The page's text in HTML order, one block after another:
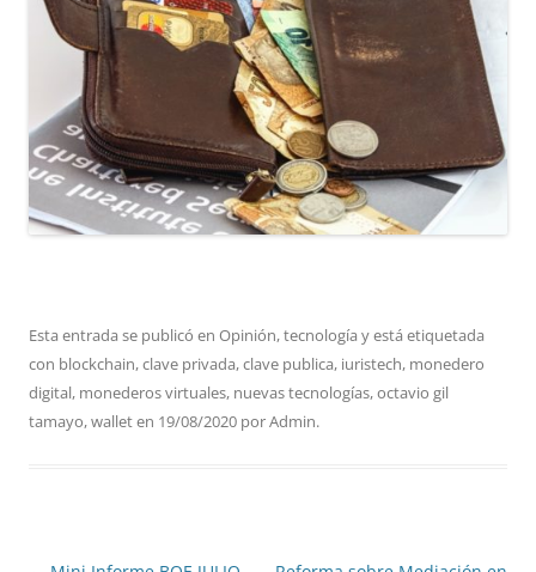
Esta entrada se publicó en Opinión,tecnología y está etiquetada
con blockchain,clave privada,clave publica, iuristech, monedero
digital, monederos virtuales, nuevas tecnologías,octavio gil
tamayo,walleten 19/08/2020 porAdmin.